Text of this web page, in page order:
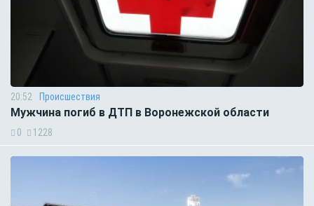
20:52 Происшествия
Мужчина погиб в ДТП в Воронежской области
0 1228